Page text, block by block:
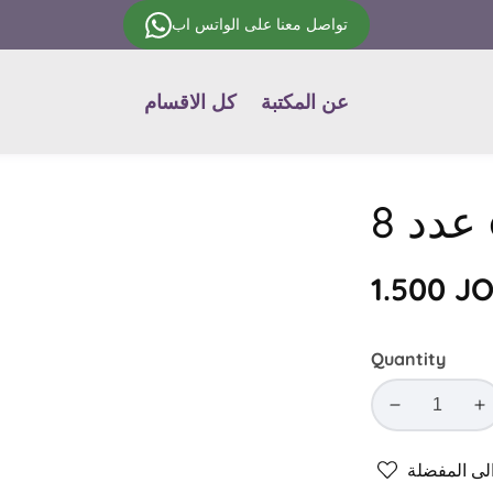
تواصل معنا على الواتس اب
كل الاقسام عن المكتبة
Regular
1.500
Quantity
Decrease
for
for
المفضلة